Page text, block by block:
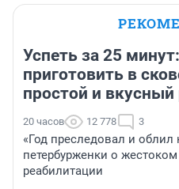
Успеть за 25
приготовить в
простой и
20 часов 12 778 3
«Год преследовал и облил
петербурженки о
реабилитации